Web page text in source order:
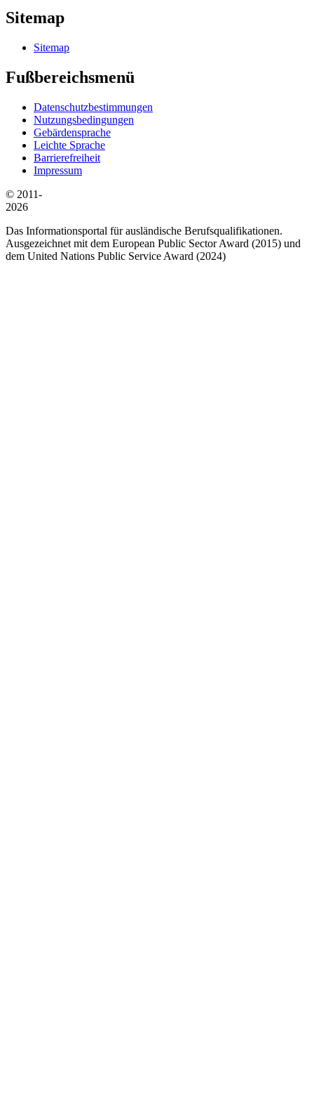
Sitemap
Sitemap
Fußbereichsmenü
Datenschutzbestimmungen
Nutzungsbedingungen
Gebärdensprache
Leichte Sprache
Barrierefreiheit
Impressum
© 2011-
2026
Das Informationsportal für ausländische Berufsqualifikationen.
Ausgezeichnet mit dem European Public Sector Award (2015) und
dem United Nations Public Service Award (2024)